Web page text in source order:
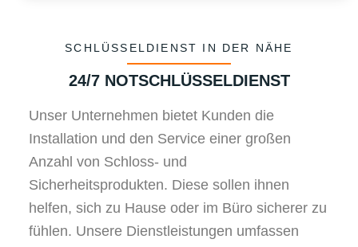
SCHLÜSSELDIENST IN DER NÄHE
24/7 NOTSCHLÜSSELDIENST
Unser Unternehmen bietet Kunden die
Installation und den Service einer großen
Anzahl von Schloss- und
Sicherheitsprodukten. Diese sollen ihnen
helfen, sich zu Hause oder im Büro sicherer zu
fühlen. Unsere Dienstleistungen umfassen